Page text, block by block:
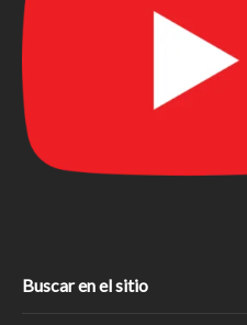
Buscar en el sitio